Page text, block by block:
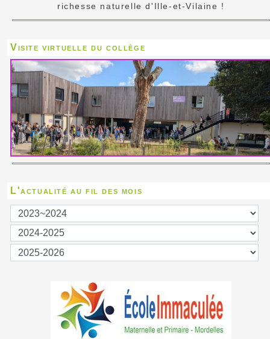
richesse naturelle d'Ille-et-Vilaine !
Visite virtuelle du collège
L'actualité au fil des mois